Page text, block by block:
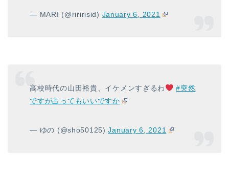
— MARI (@riririsid) January 6, 2021
高校時代の山田裕貴、イケメンすぎるわ
#突然
ですが占ってもいいですか
— ゆの (@sho50125)January 6, 2021